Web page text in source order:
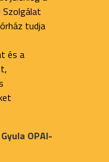
Szolgálat
tudja
és a
OPAI-